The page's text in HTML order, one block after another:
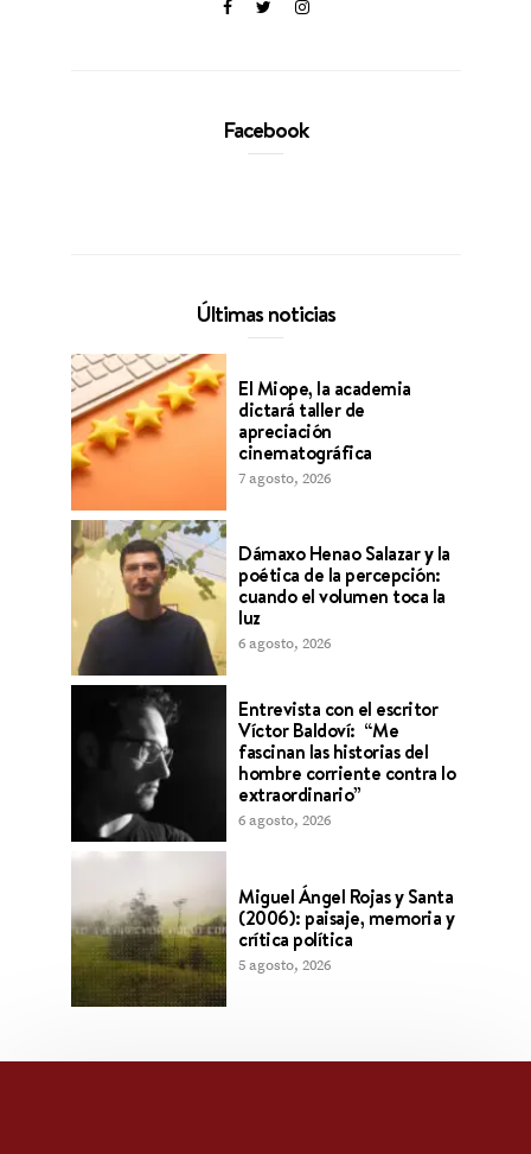
Facebook
Últimas noticias
El Miope, la academia
dictará taller de
apreciación
cinematográfica
7 agosto, 2026
Dámaxo Henao Salazar y la
poética de la percepción:
cuando el volumen toca la
luz
6 agosto, 2026
Entrevista con el escritor
Víctor Baldoví: “Me
fascinan las historias del
hombre corriente contra lo
extraordinario”
6 agosto, 2026
Miguel Ángel Rojas y Santa
(2006): paisaje, memoria y
crítica política
5 agosto, 2026